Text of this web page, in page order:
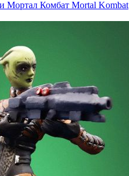
Комбат Mortal Kombat